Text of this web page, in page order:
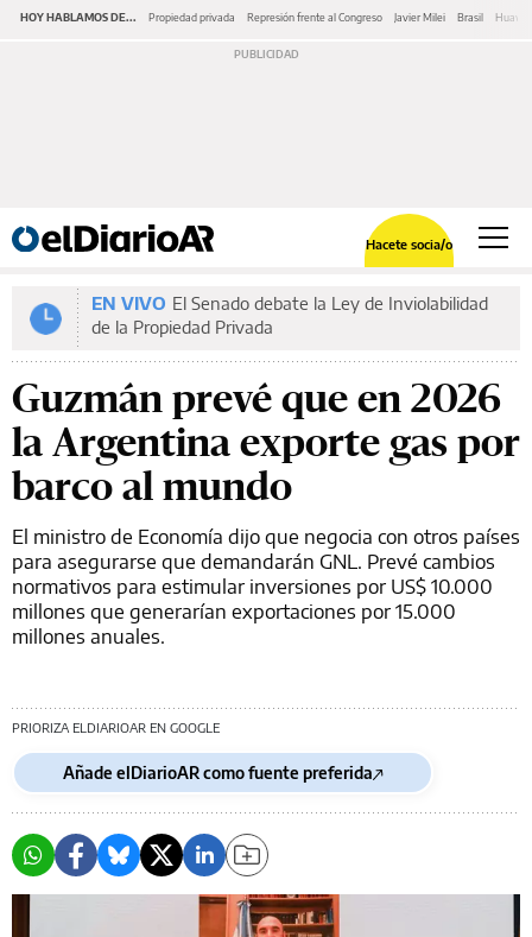
HOY HABLAMOS DE... Propiedad privada Represión frente al Congreso Javier Milei Brasil Huawei
Hacete socia/o
EN VIVO El Senado debate la Ley de Inviolabilidad
de la Propiedad Privada
Guzmán prevé que en 2026
la Argentina exporte gas por
barco al mundo
El ministro de Economía dijo que negocia con otros países
para asegurarse que demandarán GNL. Prevé cambios
normativos para estimular inversiones por US$ 10.000
millones que generarían exportaciones por 15.000
millones anuales.
PRIORIZA ELDIARIOAR EN GOOGLE
Añade elDiarioAR como fuente preferida